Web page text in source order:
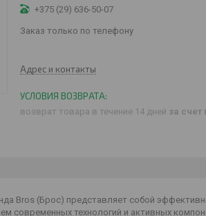
+375 (29) 636-50-07
Заказ только по телефону
Адрес и контакты
возврат товара в течение 14 дней за счет
Bros (Брос) представляет собой
современных технологий и активных